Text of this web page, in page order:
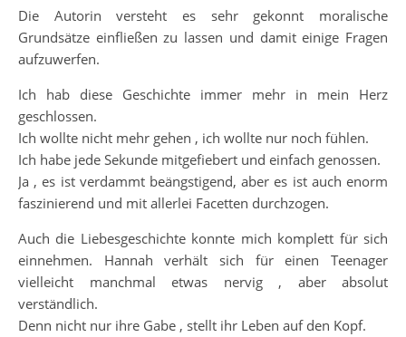
Die Autorin versteht es sehr gekonnt moralische
Grundsätze einfließen zu lassen und damit einige Fragen
aufzuwerfen.
Ich hab diese Geschichte immer mehr in mein Herz
geschlossen.
Ich wollte nicht mehr gehen , ich wollte nur noch fühlen.
Ich habe jede Sekunde mitgefiebert und einfach genossen.
Ja , es ist verdammt beängstigend, aber es ist auch enorm
faszinierend und mit allerlei Facetten durchzogen.
Auch die Liebesgeschichte konnte mich komplett für sich
einnehmen. Hannah verhält sich für einen Teenager
vielleicht manchmal etwas nervig , aber absolut
verständlich.
Denn nicht nur ihre Gabe , stellt ihr Leben auf den Kopf.